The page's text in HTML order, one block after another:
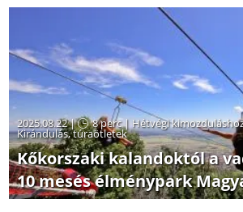
2025.08.22 | 8 perc|Hétvégi
Kirándulás, túraötletek
Kőkorszaki kalandoktól a
10 mesés élménypark